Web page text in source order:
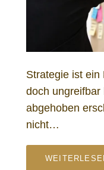
Strategie ist ein
doch ungreifbar
abgehoben
nicht…